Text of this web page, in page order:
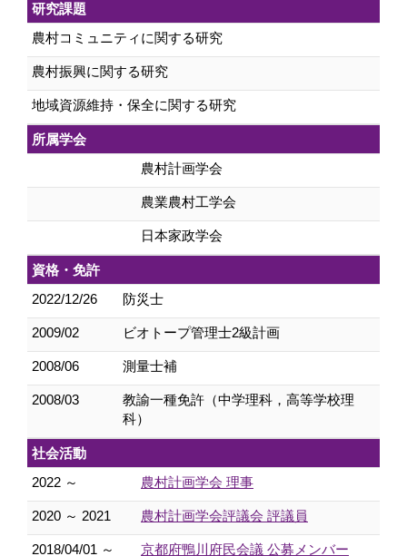
研究課題
農村コミュニティに関する研究
農村振興に関する研究
地域資源維持・保全に関する研究
所属学会
農村計画学会
農業農村工学会
日本家政学会
資格・免許
2022/12/26
防災士
2009/02 ビオトープ管理士2級計画
2008/06 測量士補
2008/03
教諭一種免許（中学理科，高等学校理
科）
社会活動
2022 ～
農村計画学会 理事
2020 ～ 2021 農村計画学会評議会 評議員
2018/04/01 ～
京都府鴨川府民会議 公募メンバー